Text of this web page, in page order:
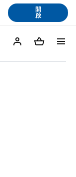
開
啟